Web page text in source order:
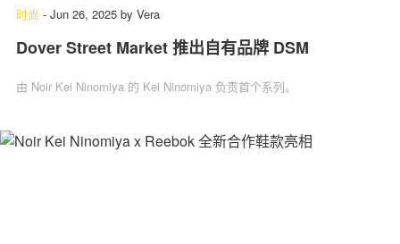
时尚 - Jun 26, 2025 by Vera
Dover Street Market 推出自有品牌 DSM
由 Noir Kei Ninomiya 的 Kei Ninomiya 负责首个系列。